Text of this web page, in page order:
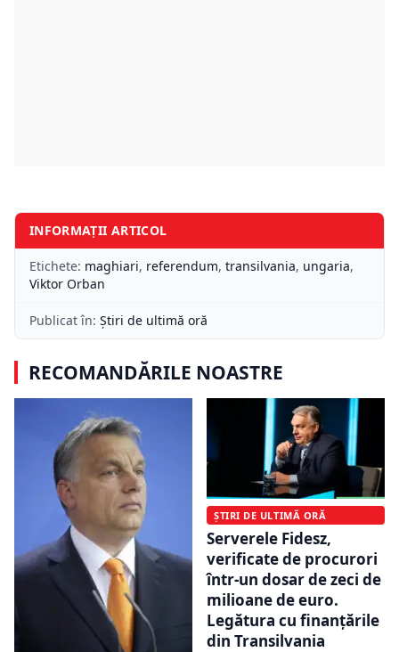
INFORMAȚII ARTICOL
Etichete: maghiari, referendum, transilvania, ungaria,
Viktor Orban
Publicat în: Știri de ultimă oră
RECOMANDĂRILE NOASTRE
ȘTIRI DE ULTIMĂ ORĂ
Serverele Fidesz,
verificate de procurori
într-un dosar de zeci de
milioane de euro.
Legătura cu finanțările
din Transilvania